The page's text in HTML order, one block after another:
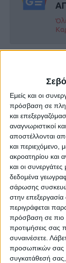
Εμείς και οι
πρόσβαση σε
και
αναγνωριστικοί
αποστέλλονται
και περιεχόμενο,
ακροατηρίου και
και οι
δεδομένα
σάρωσης
στην
περιγράφεται
πρόσβαση σε πιο
προτιμήσεις σας
συναινέσετε.
προσωπικών σας
συγκατάθεσή σας,
ΠΡΟΗΓΟΥΜΕΝΟ
Πρωινό
Η Αρχαιότερη